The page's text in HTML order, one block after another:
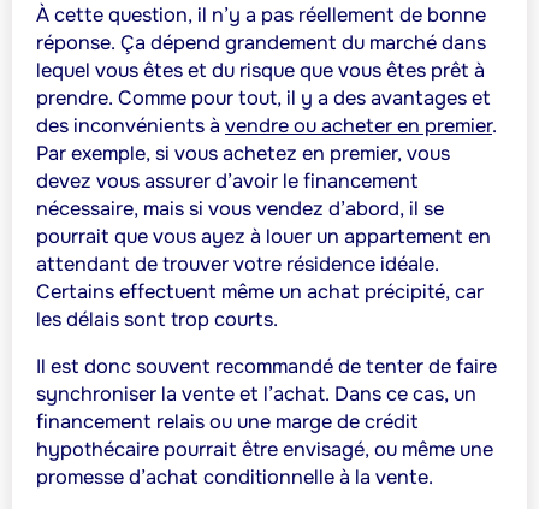
À cette question, il n’y a pas réellement de bonne
réponse. Ça dépend grandement du marché dans
lequel vous êtes et du risque que vous êtes prêt à
prendre. Comme pour tout, il y a des avantages et
des inconvénients à vendre ou acheter en premier.
Par exemple, si vous achetez en premier, vous
devez vous assurer d’avoir le financement
nécessaire, mais si vous vendez d’abord, il se
pourrait que vous ayez à louer un appartement en
attendant de trouver votre résidence idéale.
Certains effectuent même un achat précipité, car
les délais sont trop courts.
Il est donc souvent recommandé de tenter de faire
synchroniser la vente et l’achat. Dans ce cas, un
financement relais ou une marge de crédit
hypothécaire pourrait être envisagé, ou même une
promesse d’achat conditionnelle à la vente.